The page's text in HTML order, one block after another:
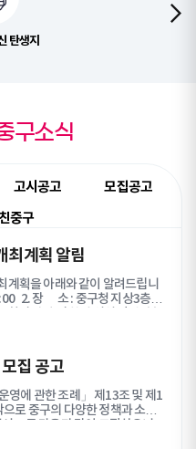
탄생지
구소식
고시공고
모집공고
중구
최계획 알림
계획을 아래와 같이 알려드립니
집 공고
영에 관한 조례」 제13조 및 제1
로 중구의 다양한 정책과 소식
」를 다음과 같이 모집하오니
서울특별시 중구청장 1. 모